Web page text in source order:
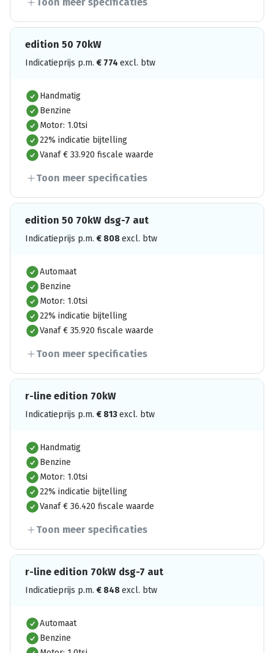
edition 50 70kW
Indicatieprijs p.m. € 774 excl. btw
Handmatig
Benzine
Motor: 1.0tsi
22% indicatie bijtelling
Vanaf € 33.920 fiscale waarde
Toon meer specificaties
edition 50 70kW dsg-7 aut
Indicatieprijs p.m. € 808excl. btw
Automaat
Benzine
Motor: 1.0tsi
22% indicatie bijtelling
Vanaf € 35.920 fiscale waarde
Toon meer specificaties
r-line edition 70kW
Indicatieprijs p.m. € 813excl. btw
Handmatig
Benzine
Motor: 1.0tsi
22% indicatie bijtelling
Vanaf € 36.420 fiscale waarde
Toon meer specificaties
r-line edition 70kW dsg-7 aut
Indicatieprijs p.m. € 848excl. btw
Automaat
Benzine